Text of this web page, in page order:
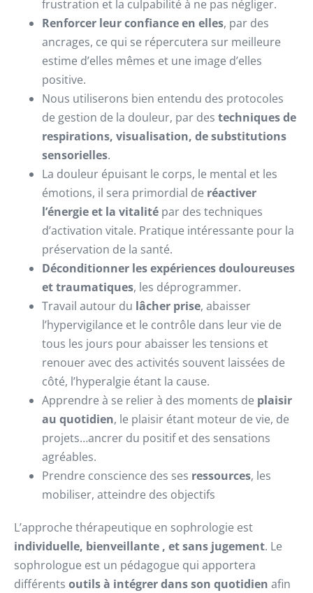
frustration et la culpabilité à ne pas négliger.
Renforcer leur confiance en elles, par des
ancrages, ce qui se répercutera sur meilleure
estime d’elles mêmes et une image d’elles
positive.
Nous utiliserons bien entendu des protocoles
de gestion de la douleur, par des techniques de
respirations, visualisation, de substitutions
sensorielles.
La douleur épuisant le corps, le mental et les
émotions, il sera primordial de réactiver
l’énergie et la vitalité par des techniques
d’activation vitale. Pratique intéressante pour la
préservation de la santé.
Déconditionner les expériences douloureuses
et traumatiques, les déprogrammer.
Travail autour du lâcher prise, abaisser
l’hypervigilance et le contrôle dans leur vie de
tous les jours pour abaisser les tensions et
renouer avec des activités souvent laissées de
côté, l’hyperalgie étant la cause.
Apprendre à se relier à des moments de plaisir
au quotidien, le plaisir étant moteur de vie, de
projets…ancrer du positif et des sensations
agréables.
Prendre conscience des ses ressources, les
mobiliser, atteindre des objectifs
L’approche thérapeutique en sophrologie est
individuelle, bienveillante , et sans jugement. Le
sophrologue est un pédagogue qui apportera
différents outils à intégrer dans son quotidien afin